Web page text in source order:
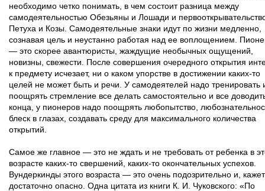
необходимо четко понимать, в чем состоит разница между
самодеятельностью Обезьяны и Лошади и
Петуха и Козы. Самодеятельные знаки идут по жизни медленно,
сознавая цель и неустанно работая над ее воплощением.
— это скорее авантюристы, жаждущие необычных ощущений,
новизны, свежести. После совершения очередного открытия
к предмету исчезает, ни о каком упорстве в достижении каких-то
целей не может быть и речи. У самодеятелей надо тренировать
поощрять стремление все делать самостоятельно и все
конца, у пионеров надо поощрять любопытство,
блеск в глазах, создавать среду для максимального количества
открытий.
Самое же главное — это не ждать и не требовать от ребенка в
возрасте каких-то свершений, каких-то окончательных успехов.
Вундеркинды этого возраста — это очень подозрительно и,
достаточно опасно. Одна цитата из книги К. И. Чуковского: «По